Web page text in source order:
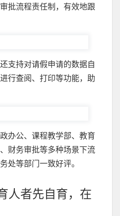
批流程责任制，有效地跟
支持对请假申请的数据自
行查阅、打印等功能，助
办公、课程教学部、教育
财务审批等多种场景下流
处等部门一致好评。
人者先自育，在